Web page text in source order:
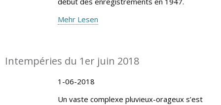
Mehr Lesen
Intempéries du 1er juin 2018
1-06-2018
Un vaste complexe pluvieux-orageux s’est